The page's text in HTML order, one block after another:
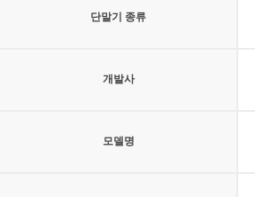
단말기 종류
개발사
모델명